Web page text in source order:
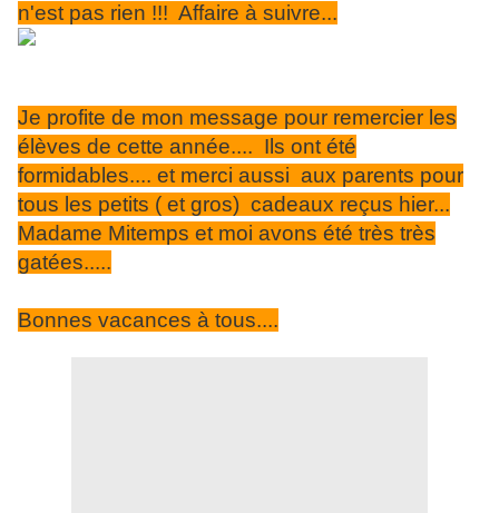
n'est pas rien !!! Affaire à suivre...
Je profite de mon message pour remercier les
élèves de cette année.... Ils ont été
formidables.... et merci aussi aux parents pour
tous les petits ( et gros) cadeaux reçus hier...
Madame Mitemps et moi avons été très très
gatées.....
Bonnes vacances à tous....